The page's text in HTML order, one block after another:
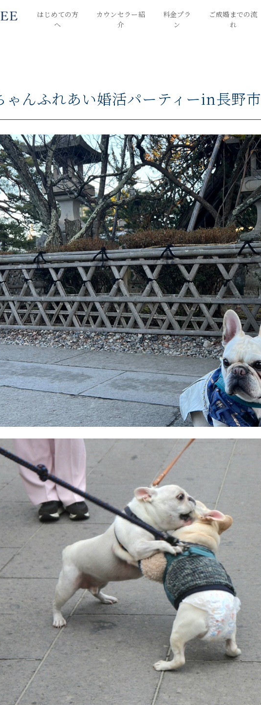
はじめての方
へ
カウンセラー紹
介
料金プラ
ン
ご成婚までの流
れ
ゃんふれあい婚活パーティーin長野市